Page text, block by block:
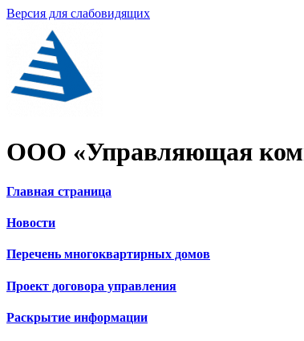
Версия для слабовидящих
ООО «Управляющая
Главная страница
Новости
Перечень многоквартирных домов
Проект договора управления
Раскрытие информации